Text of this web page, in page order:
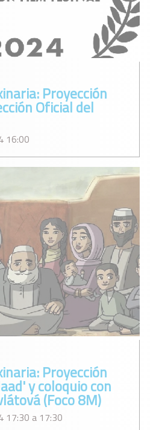
Proyección
Oficial del
16:00
Proyección
y coloquio con
(Foco 8M)
17:30 a 17:30